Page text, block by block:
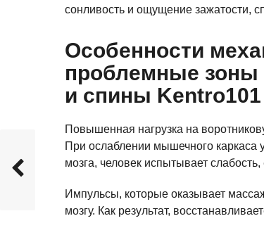
сонливость и ощущение зажатости,
Особенности
проблемные зоны
и спины Kentro101
Повышенная нагрузка на
При ослаблении мышечного каркаса
мозга, человек испытывает
Импульсы, которые оказывает
мозгу. Как результат,